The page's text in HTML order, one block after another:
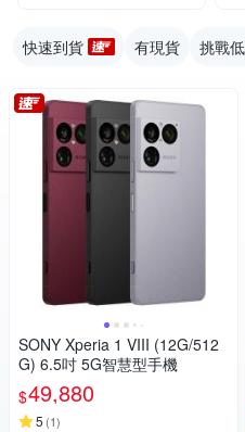
快速到貨 有現貨 挑戰
SONY Xperia 1 VIII (12G/512
G) 6.5吋 5G智慧型手機
$49,880
5 (1)